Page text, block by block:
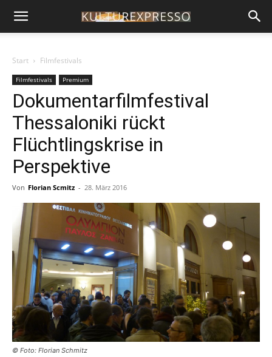
Start Filmfestivals
Filmfestivals Premium
Dokumentarfilmfestival
Thessaloniki rückt
Flüchtlingskrise in
Perspektive
Von Florian Scmitz - 28. März 2016
© Foto: Florian Schmitz